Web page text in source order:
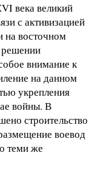
века великий
с активизацией
на восточном
решении
внимание к
на данном
укрепления
войны. В
строительство
воевод
теми же